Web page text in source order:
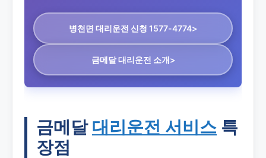
병천면 대리운전 신청 1577-4774>
금메달 대리운전 소개>
금메달 대리운전 서비스 특
장점